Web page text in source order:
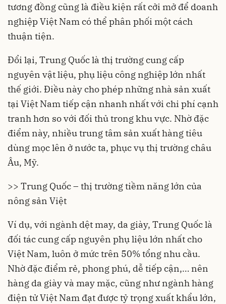
tương đồng cũng là điều kiện rất cởi mở để doanh
nghiệp Việt Nam có thể phân phối một cách
thuận tiện.
Đổi lại, Trung Quốc là thị trường cung cấp
nguyên vật liệu, phụ liệu công nghiệp lớn nhất
thế giới. Điều này cho phép những nhà sản xuất
tại Việt Nam tiếp cận nhanh nhất với chi phí cạnh
tranh hơn so với đối thủ trong khu vực. Nhờ đặc
điểm này, nhiều trung tâm sản xuất hàng tiêu
dùng mọc lên ở nước ta, phục vụ thị trường châu
Âu, Mỹ.
>> Trung Quốc – thị trường tiềm năng lớn của
nông sản Việt
Ví dụ, với ngành dệt may, da giày, Trung Quốc là
đối tác cung cấp nguyên phụ liệu lớn nhất cho
Việt Nam, luôn ở mức trên 50% tổng nhu cầu.
Nhờ đặc điểm rẻ, phong phú, dễ tiếp cận,… nên
hàng da giày và may mặc, cũng như ngành hàng
điện tử Việt Nam đạt được tỷ trọng xuất khẩu lớn,